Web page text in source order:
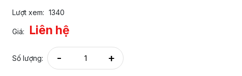
Lượt xem: 1340
Giá: Liên hệ
Số lượng: - +